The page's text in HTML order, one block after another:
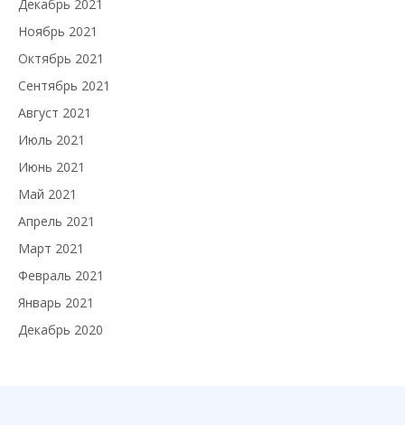
Декабрь 2021
Ноябрь 2021
Октябрь 2021
Сентябрь 2021
Август 2021
Июль 2021
Июнь 2021
Май 2021
Апрель 2021
Март 2021
Февраль 2021
Январь 2021
Декабрь 2020